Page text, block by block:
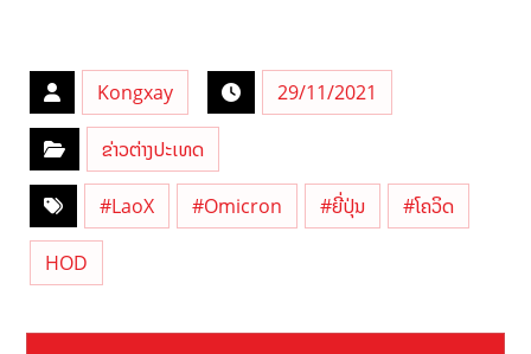
Kongxay 29/11/2021
ຂ່າວຕ່າງປະເທດ
#LaoX #Omicron #ຍີ່ປຸ່ນ #ໂຄວິດ
HOD